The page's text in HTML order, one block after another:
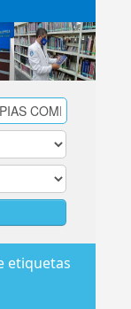
etiquetas